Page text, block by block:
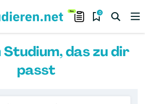
0
Studium, das zu dir
passt